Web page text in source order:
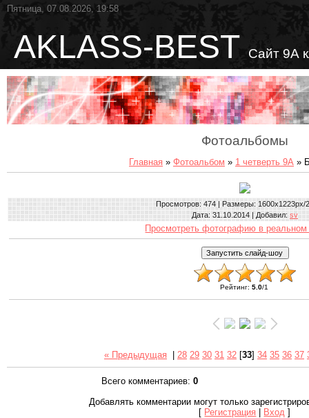
Пятница, 07.08.2026, 19:58
AKLASS-BEST Сайт 9А
Фотоальбомы
Главная » Фотоальбом » 1 четверть 9А »
Просмотров: 474 | Размеры: 1600x1223px/
Дата: 31.10.2014 | Добавил: sv
Просмотреть фотографию в реальном
Рейтинг:5.0/1
« Предыдущая 28 29 30 31 32 [33] 34 35 36 37
Всего комментариев: 0
Добавлять комментарии могут только
[ Регистрация | Вход ]